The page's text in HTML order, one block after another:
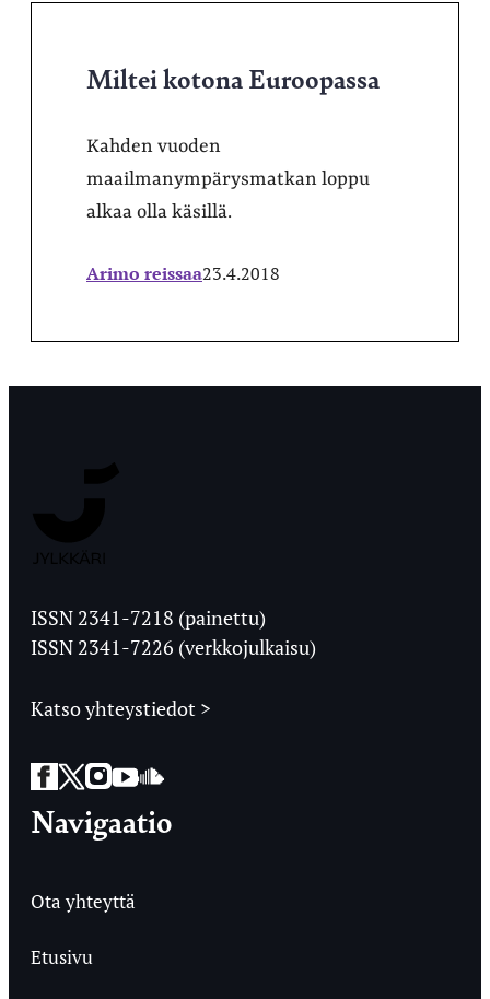
Miltei kotona Euroopassa
Kahden vuoden
maailmanympärysmatkan loppu
alkaa olla käsillä.
Arimo reissaa23.4.2018
Ylioppilaslehti
ISSN 2341-7218 (painettu)
ISSN 2341-7226 (verkkojulkaisu)
Katso yhteystiedot >
Facebook
Twitter
Instagram
YouTube
SoundCloud
Navigaatio
Ota yhteyttä
Etusivu